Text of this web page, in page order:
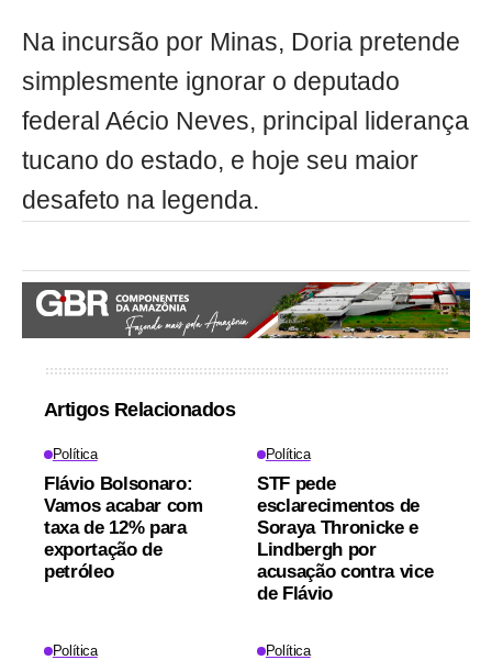
Na incursão por Minas, Doria pretende
simplesmente ignorar o deputado
federal Aécio Neves, principal liderança
tucano do estado, e hoje seu maior
desafeto na legenda.
Artigos Relacionados
Política
Flávio Bolsonaro:
Vamos acabar com
taxa de 12% para
exportação de
petróleo
Política
STF pede
esclarecimentos de
Soraya Thronicke e
Lindbergh por
acusação contra vice
de Flávio
Política Política